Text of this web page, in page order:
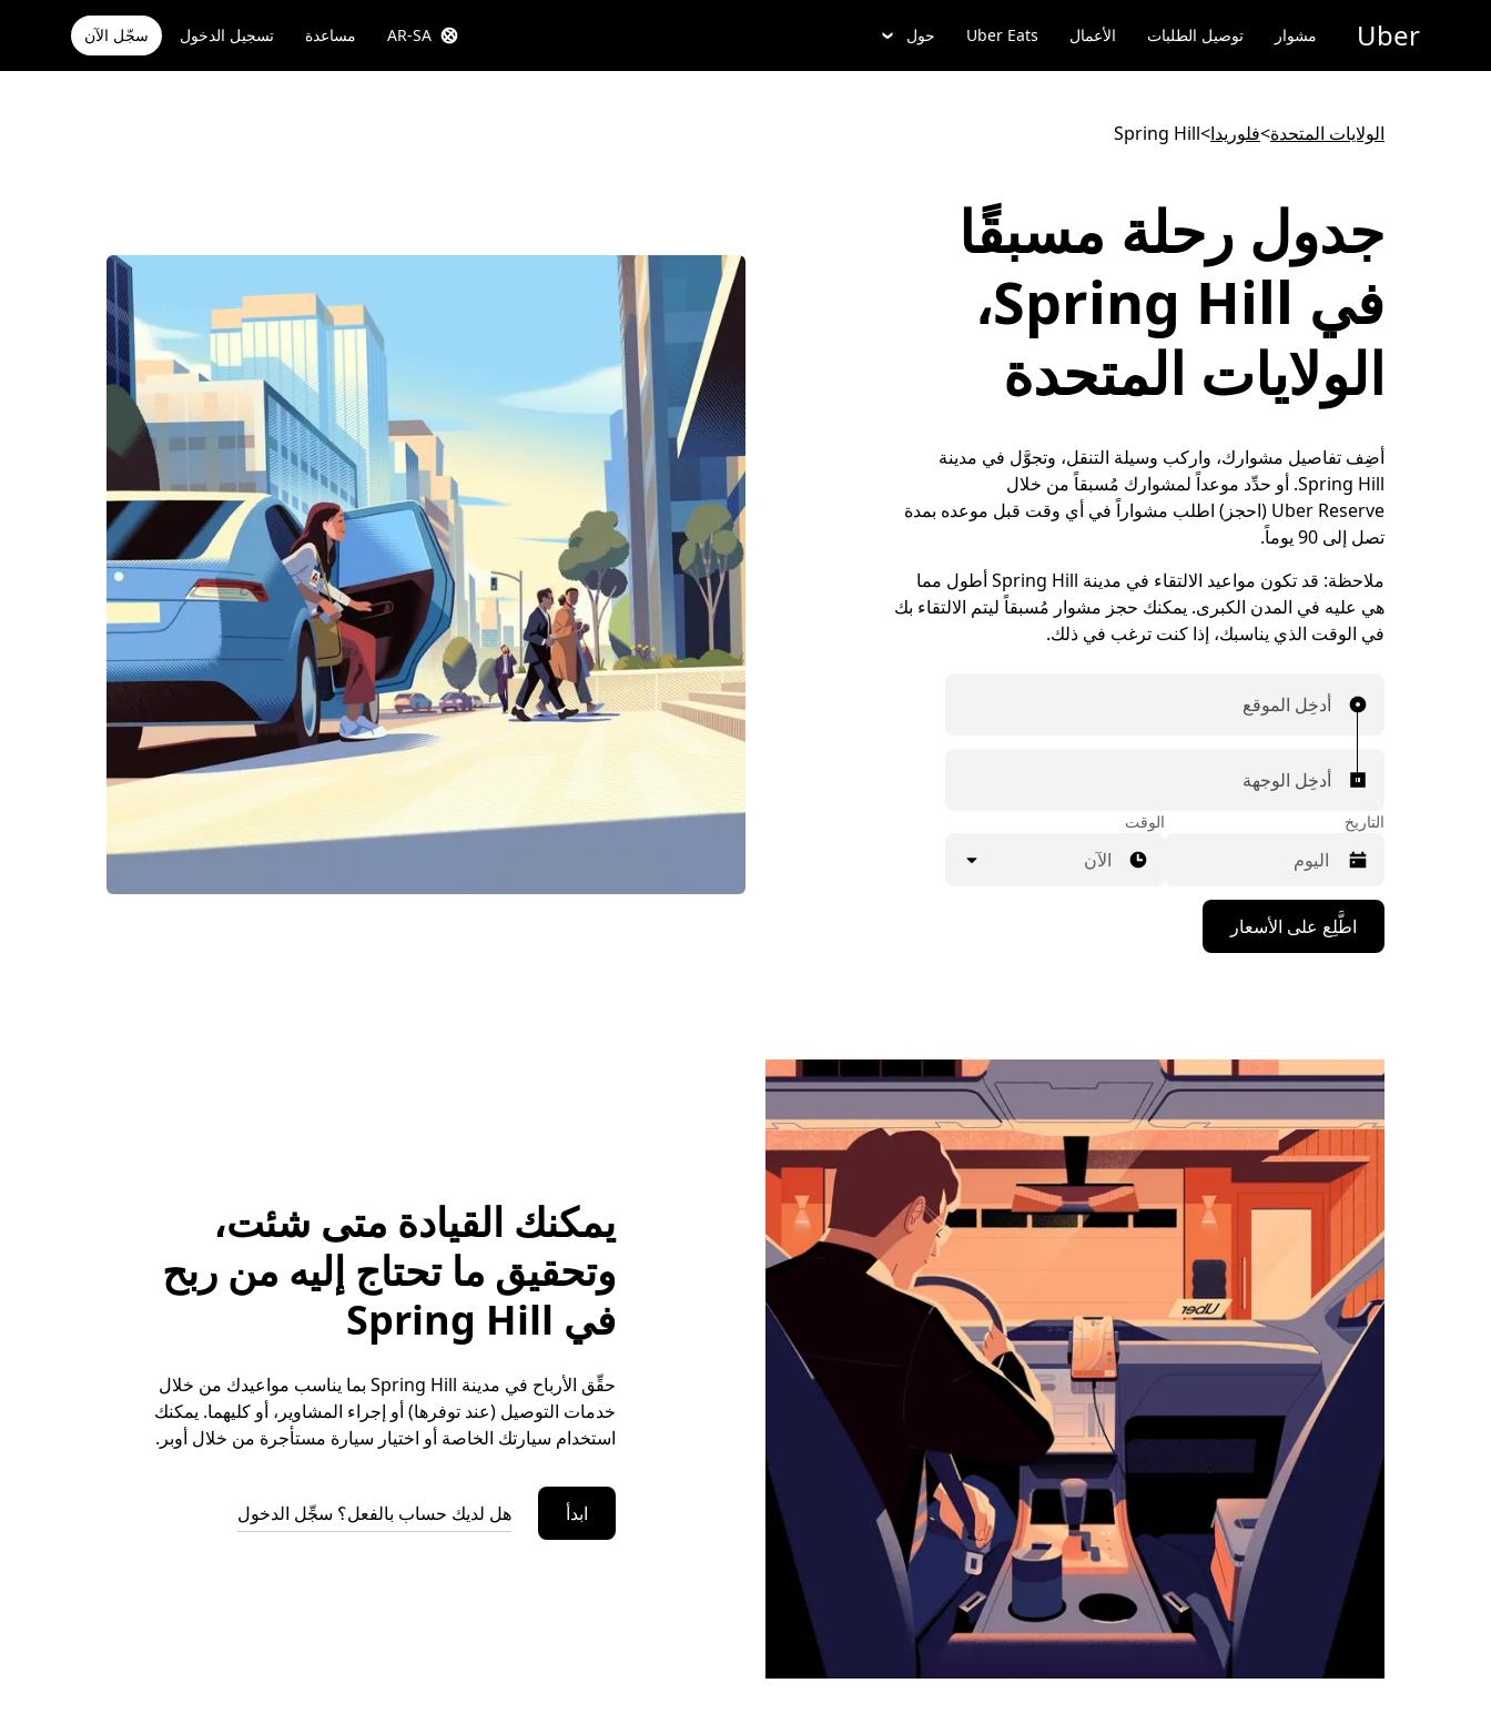
المحتوى
Uber مشوار توصيل الطلبات الأعمال Uber Eats حول AR-SA مساعدة تسجيل الدخول سجّل الآن
الولايات المتحدة>فلوريدا>
Spring Hill
جدول رحلة مسبقًا
في Spring Hill،
الولايات المتحدة
أضِف تفاصيل مشوارك، واركب وسيلة التنقل، وتجوَّل في مدينة
Spring Hill. أو حدِّد موعداً لمشوارك مُسبقاً من خلال
Uber Reserve (احجز) اطلب مشواراً في أي وقت قبل موعده بمدة
تصل إلى 90 يوماً.
ملاحظة:
قد تكون مواعيد الالتقاء في مدينة Spring Hill أطول مما
هي عليه في المدن الكبرى. يمكنك حجز مشوار مُسبقاً ليتم الالتقاء بك
في الوقت الذي يناسبك، إذا كنت ترغب في ذلك.
أدخِل الموقع
أدخِل الوجهة
التاريخ
اضغط
على
مفتاح
التقويم
واختيار
اضغط
زر
الخروج
التقويم.
الوقت
الآن
اطَّلِع على الأسعار
يمكنك القيادة متى شئت،
وتحقيق ما تحتاج إليه من ربح
في Spring Hill
حقِّق الأرباح في مدينة Spring Hill بما يناسب مواعيدك من خلال
خدمات التوصيل (عند توفرها) أو إجراء المشاوير، أو كليهما. يمكنك
استخدام سيارتك الخاصة أو اختيار سيارة مستأجرة من خلال أوبر.
ابدأ هل لديك حساب بالفعل؟ سجِّل الدخول